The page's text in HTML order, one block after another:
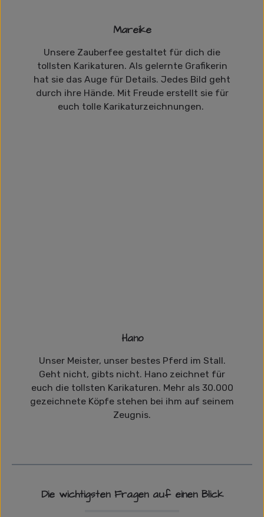
Mareike
Unsere Zauberfee gestaltet für dich die
tollsten Karikaturen. Als gelernte Grafikerin
hat sie das Auge für Details. Jedes Bild geht
durch ihre Hände. Mit Freude erstellt sie für
euch tolle Karikaturzeichnungen.
Hano
Unser Meister, unser bestes Pferd im Stall.
Geht nicht, gibts nicht. Hano zeichnet für
euch die tollsten Karikaturen. Mehr als 30.000
gezeichnete Köpfe stehen bei ihm auf seinem
Zeugnis.
Die wichtigsten Fragen auf einen Blick